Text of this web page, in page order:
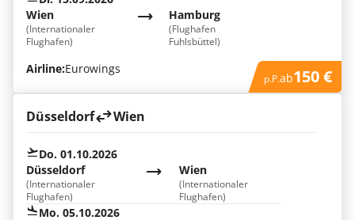
Hamburg
(Flughafen
Fuhlsbüttel)
Wien
(Internationaler
Flughafen)
Airline:Eurowings
p.P.ab150 €
Düsseldorf Wien
Do. 01.10.2026
Düsseldorf
(Internationaler
Flughafen)
Wien
(Internationaler
Flughafen)
Mo. 05.10.2026